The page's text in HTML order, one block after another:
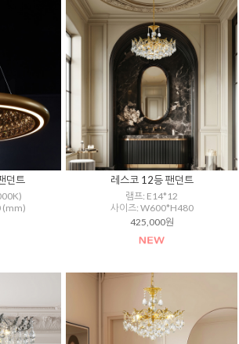
던트
(mm)
레스코 12등 팬던트
램프: E14*12
사이즈: W600*H480
425,000원